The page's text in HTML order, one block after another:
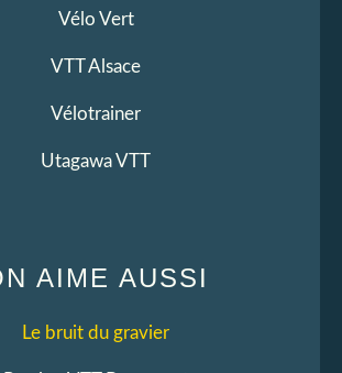
Vélo Vert
VTT Alsace
Vélotrainer
Utagawa VTT
AIME AUSSI
Le bruit du gravier